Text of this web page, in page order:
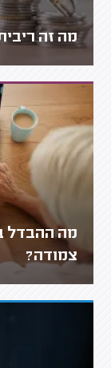
מה זה
מה ההבדל
צמודה?